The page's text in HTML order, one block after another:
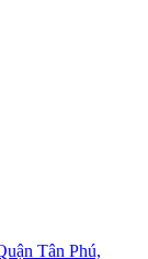
Tân Phú,